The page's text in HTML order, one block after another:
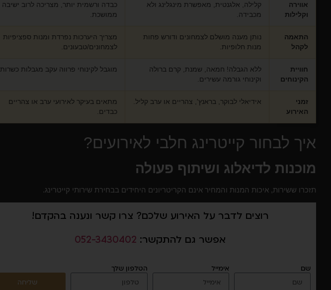
אווירה
וקלילות
קלילה, אלגנטית, מאפשרת מינגלינג ולא
מכבידה.
כבדה ורשמית יותר, מצריכה לרוב ישיבה
ממושכת.
התאמה
לקהל
נותן מענה מושלם לצמחונים ודורש פחות
מנות חלופיות.
מצריך היערכות נפרדת ומנות ספציפיות
לצמחונים/טבעונים.
חוויית
הקינוחים
ללא הגבלה! חמאה, שמנת, קרם ברולה
וקינוחי גורמה עשירים.
מוגבל לקינוחי פרווה עקב מגבלות כשרות.
זמני
האירוע
אידיאלי לבוקר, בראנץ', צהריים או ערב קליל.
מתאים בעיקר לאירועי ערב או צהריים
כבדים.
איך לבחור קייטרינג חלבי לאירועים?
מוכנות לדיאלוג ושיתוף פעולה
תזכרו ששירות, איכות המנות והמחיר אינם הקריטריונים היחידים בבחירת שירותי קייטרינג.
רוצים לדבר על האירוע שלכם? צרו קשר ונענה בהקדם!
אפשר גם להתקשר: 052-3430402
שם אימייל
הטלפון שלך
שליחה